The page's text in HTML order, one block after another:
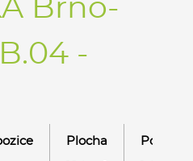
Brno-
-
Plocha Podlaží